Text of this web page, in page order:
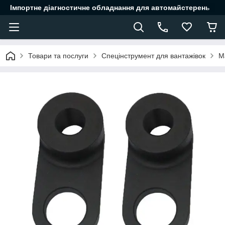
Імпортне діагностичне обладнання для автомайстерень
Товари та послуги Спецінструмент для вантажівок